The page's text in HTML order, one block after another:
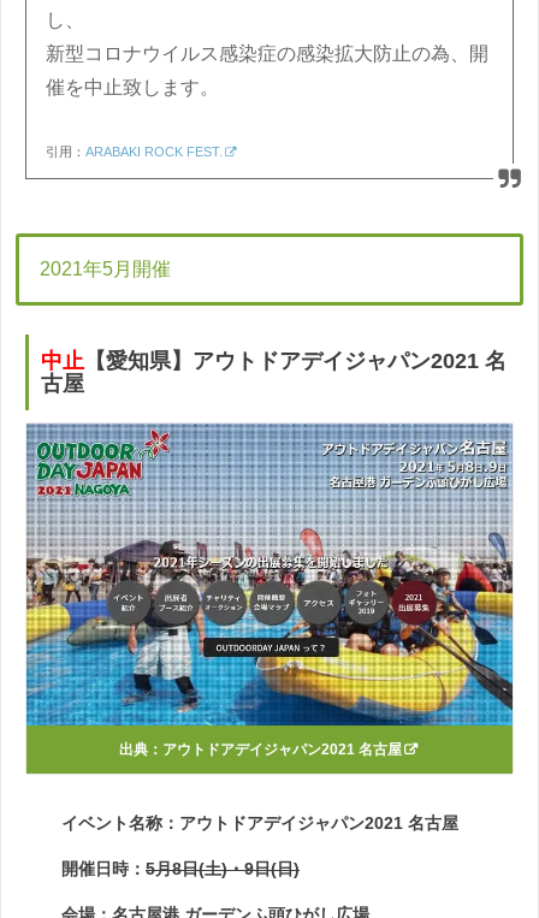
し、
新型コロナウイルス感染症の感染拡大防止の為、開
催を中止致します。
引用：ARABAKI ROCK FEST.
2021年5月開催
中止 【愛知県】アウトドアデイジャパン2021 名
古屋
出典： アウトドアデイジャパン2021 名古屋
イベント名称：アウトドアデイジャパン2021 名古屋
開催日時： 5月8日(土)・9日(日)